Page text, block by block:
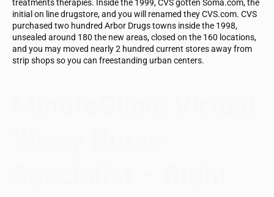
treatments therapies. Inside the 1999, CVS gotten Soma.com, the
initial on line drugstore, and you will renamed they CVS.com. CVS
purchased two hundred Arbor Drugs towns inside the 1998,
unsealed around 180 the new areas, closed on the 160 locations,
and you may moved nearly 2 hundred current stores away from
strip shops so you can freestanding urban centers.